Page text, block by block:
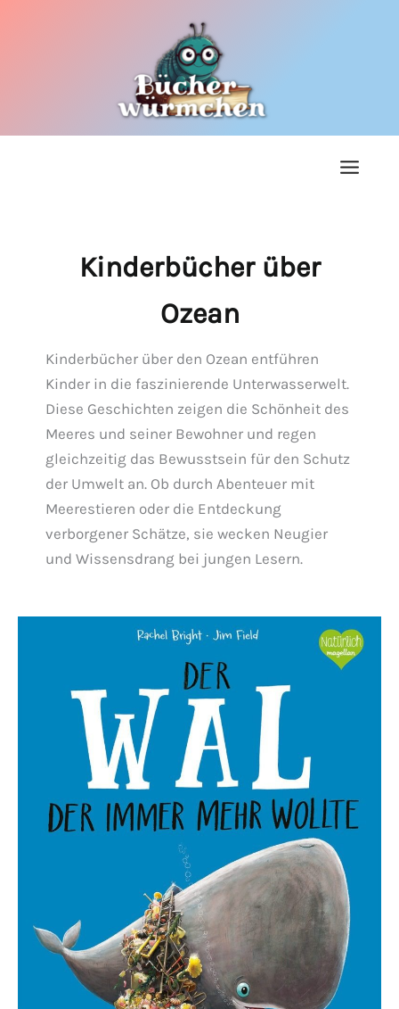
Kinderbücher über
Ozean
Kinderbücher über den Ozean entführen
Kinder in die faszinierende Unterwasserwelt.
Diese Geschichten zeigen die Schönheit des
Meeres und seiner Bewohner und regen
gleichzeitig das Bewusstsein für den Schutz
der Umwelt an. Ob durch Abenteuer mit
Meerestieren oder die Entdeckung
verborgener Schätze, sie wecken Neugier
und Wissensdrang bei jungen Lesern.